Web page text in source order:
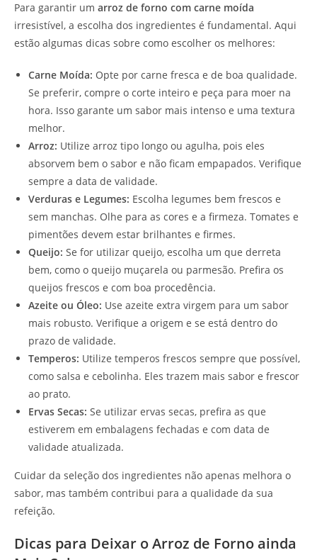
Para garantir um arroz de forno com carne moída
irresistível, a escolha dos ingredientes é fundamental. Aqui
estão algumas dicas sobre como escolher os melhores:
Carne Moída: Opte por carne fresca e de boa qualidade.
Se preferir, compre o corte inteiro e peça para moer na
hora. Isso garante um sabor mais intenso e uma textura
melhor.
Arroz: Utilize arroz tipo longo ou agulha, pois eles
absorvem bem o sabor e não ficam empapados. Verifique
sempre a data de validade.
Verduras e Legumes: Escolha legumes bem frescos e
sem manchas. Olhe para as cores e a firmeza. Tomates e
pimentões devem estar brilhantes e firmes.
Queijo: Se for utilizar queijo, escolha um que derreta
bem, como o queijo muçarela ou parmesão. Prefira os
queijos frescos e com boa procedência.
Azeite ou Óleo: Use azeite extra virgem para um sabor
mais robusto. Verifique a origem e se está dentro do
prazo de validade.
Temperos: Utilize temperos frescos sempre que possível,
como salsa e cebolinha. Eles trazem mais sabor e frescor
ao prato.
Ervas Secas: Se utilizar ervas secas, prefira as que
estiverem em embalagens fechadas e com data de
validade atualizada.
Cuidar da seleção dos ingredientes não apenas melhora o
sabor, mas também contribui para a qualidade da sua
refeição.
Dicas para Deixar o Arroz de Forno ainda